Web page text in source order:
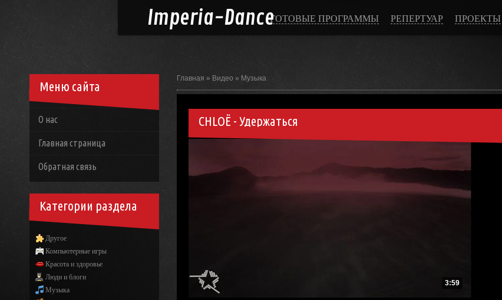
Imperia-DanceГОТОВЫЕ ПРОГРАММЫ РЕПЕРТУАР ПРОЕКТЫ
Главная » Видео » Музыка
CHLOЁ - Удержаться
3:59
Меню сайта
О нас
Главная страница
Обратная связь
Категории раздела
Другое
Компьютерные игры
Красота и здоровье
Люди и блоги
Музыка